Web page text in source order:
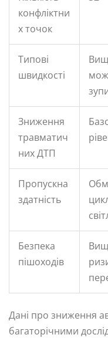
конфліктни
х точок
Типові
швидкості
Зниження
травматич
них ДТП
Пропускна
здатність
Безпека
пішоходів
Дані про зниження
багаторічними